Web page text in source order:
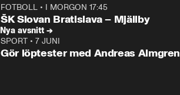
Plus
FOTBOLL • I MORGON 17:45
ŠK Slovan Bratislava – Mjällby
Nya avsnitt →
SPORT • 7 JUNI
Gör löptester med Andreas Almgren